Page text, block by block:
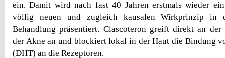
ein. Damit wird nach fast 40 Jahren erstmals wieder
völlig neuen und zugleich kausalen Wirkprinzip in
Behandlung präsentiert. Clascoteron greift direkt an der
der Akne an und blockiert lokal in der Haut die Bindung
(DHT) an die Rezeptoren.